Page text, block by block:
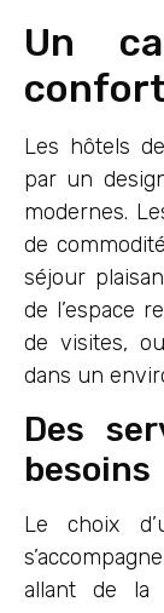
Un
Les hôtels
par un
modernes.
de
séjour
de l’espace
de visites,
dans un
Des
besoins
Le choix
allant de la